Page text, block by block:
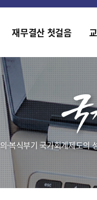
홈페이지가
재무결산 첫걸음
·복식부기 국가회계제도의